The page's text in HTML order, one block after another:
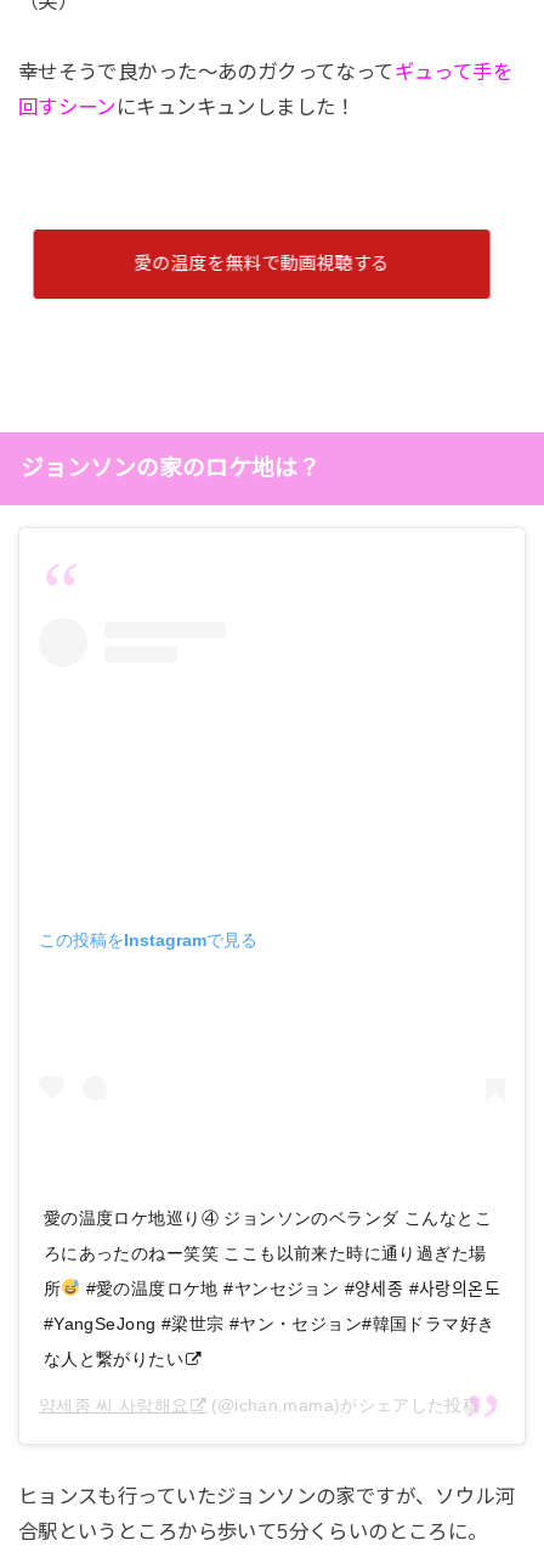
幸せそうで良かった～あのガクってなってギュって手を
回すシーン にキュンキュンしました！
愛の温度を無料で動画視聴する
ジョンソンの家のロケ地は？
この投稿をInstagramで見る
愛の温度ロケ地巡り④ ジョンソンのベランダ こんなとこ
ろにあったのねー笑笑 ここも以前来た時に通り過ぎた場
所
#愛の温度ロケ地 #ヤンセジョン #양세종 #사랑의온도
#YangSeJong #梁世宗 #ヤン・セジョン#韓国ドラマ好き
な人と繋がりたい
양세종 씨 사랑해요 (@ichan.mama)がシェアした投稿 –
ヒョンスも行っていたジョンソンの家ですが、ソウル河
合駅というところから歩いて5分くらいのところに。